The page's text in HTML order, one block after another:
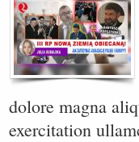
dolore magna
exercitation